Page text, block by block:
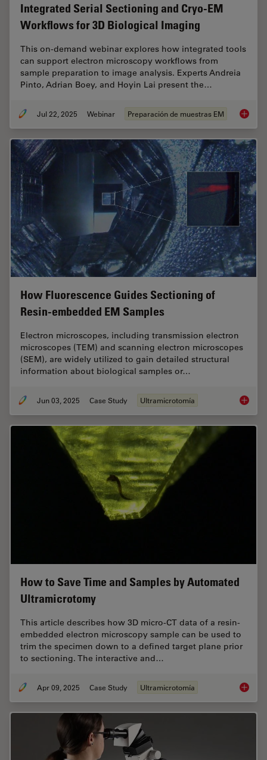
Integrated Serial Sectioning and Cryo-EM
Workflows for 3D Biological Imaging
This on-demand webinar explores how integrated tools
can support electron microscopy workflows from
sample preparation to image analysis. Experts Andreia
Pinto, Adrian Boey, and Hoyin Lai present the…
Jul 22, 2025 Webinar Preparación de muestras EM
How Fluorescence Guides Sectioning of
Resin-embedded EM Samples
Electron microscopes, including transmission electron
microscopes (TEM) and scanning electron microscopes
(SEM), are widely utilized to gain detailed structural
information about biological samples or…
Jun 03, 2025 Case Study Ultramicrotomía How
How to Save Time and Samples by Automated
Ultramicrotomy
This article describes how 3D micro-CT data of a resin-
embedded electron microscopy sample can be used to
trim the specimen down to a defined target plane prior
to sectioning. The interactive and…
Apr 09, 2025 Case Study Ultramicrotomía How to